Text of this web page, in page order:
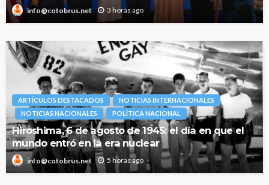
info@cotobrus.net 3 horas ago
ARTÍCULOS DESTACADOS
NOTICIAS INTERNACIONALES
NOTICIAS NACIONALES
POLÍTICA NACIONAL
Hiroshima, 6 de agosto de 1945: el día en que el
mundo entró en la era nuclear
info@cotobrus.net 5 horas ago